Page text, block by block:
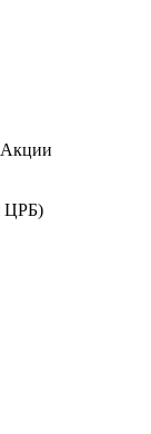
Акции
ЦРБ)